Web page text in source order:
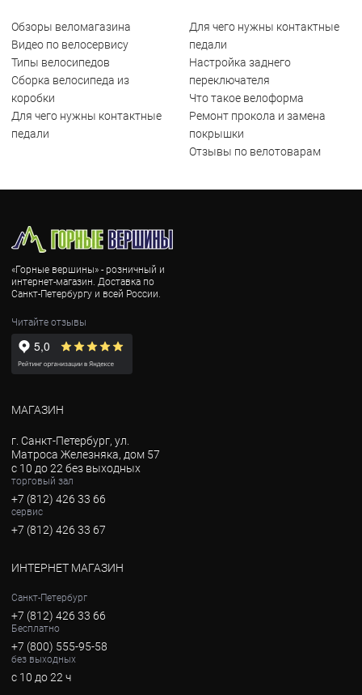
Обзоры веломагазина
Видео по велосервису
Типы велосипедов
Сборка велосипеда из
коробки
Для чего нужны контактные
педали
Для чего нужны контактные
педали
Настройка заднего
переключателя
Что такое велоформа
Ремонт прокола и замена
покрышки
Отзывы по велотоварам
«Горные вершины» - розничный и
интернет-магазин. Доставка по
Санкт-Петербургу и всей России.
Читайте отзывы
МАГАЗИН
г. Санкт-Петербург, ул.
Матроса Железняка, дом 57
с 10 до 22 без выходных
торговый зал
+7 (812) 426 33 66
сервис
+7 (812) 426 33 67
ИНТЕРНЕТ МАГАЗИН
Санкт-Петербург
+7 (812) 426 33 66
Бесплатно
+7 (800) 555-95-58
без выходных
с 10 до 22 ч